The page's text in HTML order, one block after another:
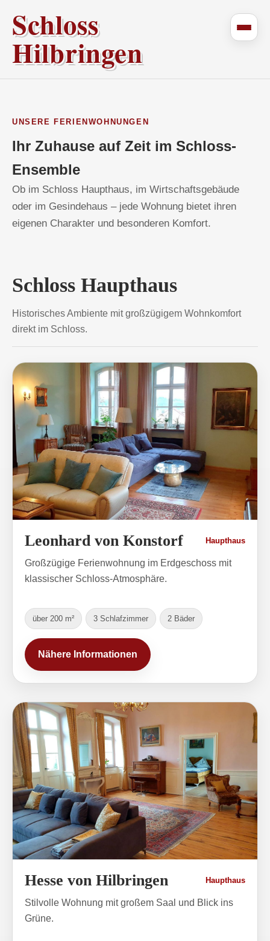
Schloss
Hilbringen
UNSERE FERIENWOHNUNGEN
Ihr Zuhause auf Zeit im Schloss-
Ensemble
Ob im Schloss Haupthaus, im Wirtschaftsgebäude
oder im Gesindehaus – jede Wohnung bietet ihren
eigenen Charakter und besonderen Komfort.
Schloss Haupthaus
Historisches Ambiente mit großzügigem Wohnkomfort
direkt im Schloss.
Leonhard von Konstorf Haupthaus
Großzügige Ferienwohnung im Erdgeschoss mit
klassischer Schloss-Atmosphäre.
über 200 m² 3 Schlafzimmer 2 Bäder
Nähere Informationen
Hesse von Hilbringen Haupthaus
Stilvolle Wohnung mit großem Saal und Blick ins
Grüne.